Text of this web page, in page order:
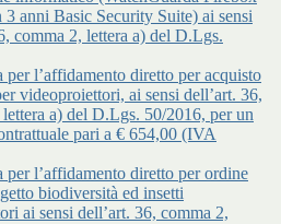
anni Basic Security Suite) ai sensi
comma 2, lettera a) del D.Lgs.
per l’affidamento diretto per acquisto
videoproiettori, ai sensi dell’art. 36,
a) del D.Lgs. 50/2016, per un
pari a € 654,00 (IVA
per l’affidamento diretto per ordine
biodiversità ed insetti
ai sensi dell’art. 36, comma 2,